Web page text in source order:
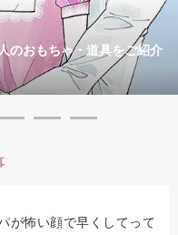
のおもちゃ・道具をご紹介
が怖い顔で早くしてって